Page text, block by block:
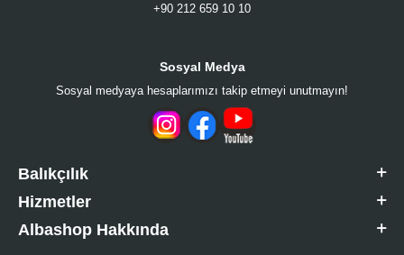
+90 212 659 10 10
Sosyal Medya
Sosyal medyaya hesaplarımızı takip etmeyi unutmayın!
Balıkçılık
Hizmetler
Albashop Hakkında